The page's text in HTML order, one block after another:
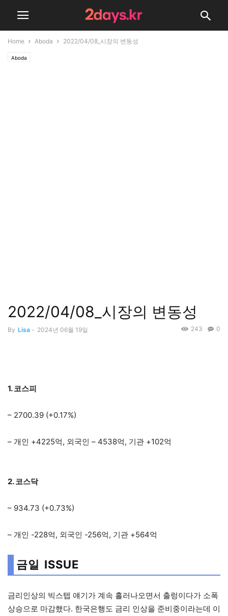
Home Aboda 2022/04/08_시장의 변동성
Aboda
2022/04/08_시장의 변동성
By Lisa - 2024년 06월 19일 0
243
1. 코스피
– 2700.39 (+0.17%)
– 개인 +4225억, 외국인 – 4538억, 기관 +102억
2. 코스닥
– 934.73 (+0.73%)
– 개인 -228억, 외국인 -256억, 기관 +564억
금일 ISSUE
금리인상의 빅스텝 얘기가 계속 흘러나오면서 출렁이다가 소폭
상승으로 마감했다. 한국은행도 금리 인상을 준비중이라는데 이